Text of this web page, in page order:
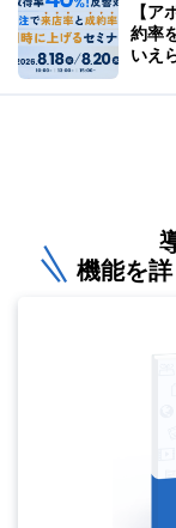
【
約率
いえ
機能を